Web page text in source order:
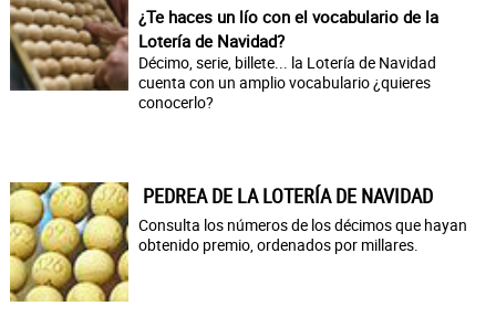
¿Te haces un lío con el vocabulario de la
Lotería de Navidad?
Décimo, serie, billete... la Lotería de Navidad
cuenta con un amplio vocabulario ¿quieres
conocerlo?
PEDREA DE LA LOTERÍA DE NAVIDAD
Consulta los números de los décimos que hayan
obtenido premio, ordenados por millares.